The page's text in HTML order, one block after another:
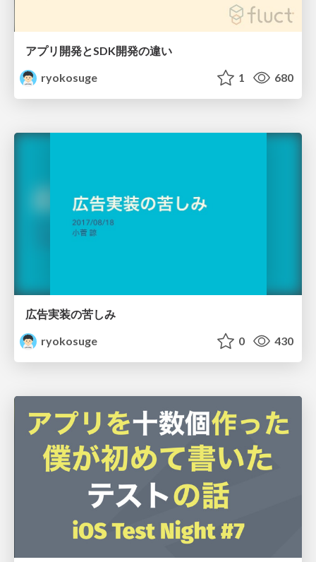
アプリ開発とSDK開発の違い
ryokosuge
1 680
広告実装の苦しみ
ryokosuge
0 430